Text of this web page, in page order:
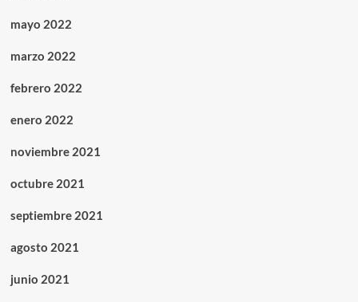
mayo 2022
marzo 2022
febrero 2022
enero 2022
noviembre 2021
octubre 2021
septiembre 2021
agosto 2021
junio 2021